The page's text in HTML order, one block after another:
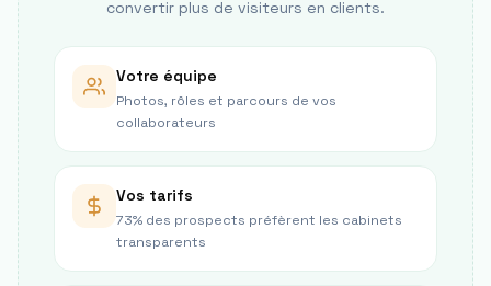
convertir plus de visiteurs en clients.
Votre équipe
Photos, rôles et parcours de vos
collaborateurs
Vos tarifs
73% des prospects préfèrent les cabinets
transparents